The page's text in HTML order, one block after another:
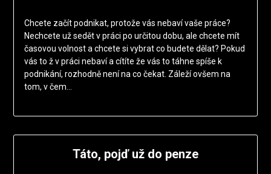
Chcete začít podnikat, protože vás nebaví vaše práce?
Nechcete už sedět v práci po určitou dobu, ale chcete mít
časovou volnost a chcete si vybrat co budete dělat? Pokud
vás to ž v práci nebaví a cítíte že vás to táhne spíše k
podnikání, rozhodně není na co čekat. Záleží ovšem na
tom, v čem…
Táto, pojď už do penze